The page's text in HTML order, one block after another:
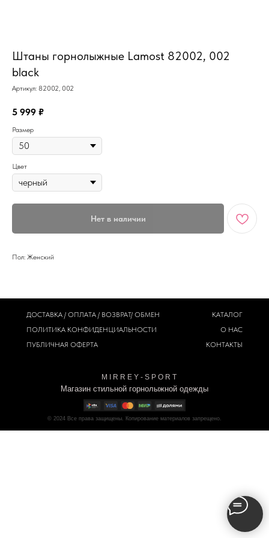
Штаны горнолыжные Lamost 82002, 002
black
Артикул: 82002, 002
5 999 ₽
Размер
Цвет
Нет в наличии
Пол: Женский
M I R R E Y - S P O R T
Магазин стильной горнолыжной одежды
© 2024 Все права защищены. Копирование материалов запрещено.
ДОСТАВКА / ОПЛАТА / ВОЗВРАТ/ ОБМЕН
ПОЛИТИКА КОНФИДЕНЦИАЛЬНОСТИ
ПУБЛИЧНАЯ ОФЕРТА
КАТАЛОГ
О НАС
КОНТАКТЫ